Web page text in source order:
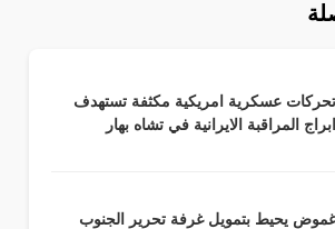
تحركات عسكرية امريكية مكثفة تستهدف
ابراج المراقبة الايرانية في تشاه بهار
غموض يحيط بتمويل غرفة تحرير الجنوب